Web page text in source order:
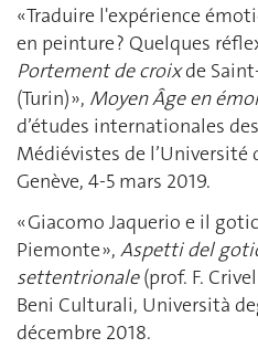
« Traduire l'expérience
en peinture ? Quelques
Portement de croixde
(Turin) », Moyen Âge en
d’études internationales
Médiévistes de l’Université
Genève, 4-5 mars 2019.
« Giacomo Jaquerio e il
Piemonte », Aspetti del
settentrionale(prof. F.
Beni Culturali, Università
décembre 2018.